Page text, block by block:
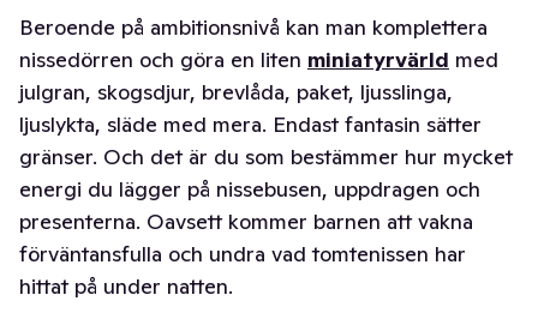
Beroende på ambitionsnivå kan man komplettera
nissedörren och göra en liten miniatyrvärld med
julgran, skogsdjur, brevlåda, paket, ljusslinga,
ljuslykta, släde med mera. Endast fantasin sätter
gränser. Och det är du som bestämmer hur mycket
energi du lägger på nissebusen, uppdragen och
presenterna. Oavsett kommer barnen att vakna
förväntansfulla och undra vad tomtenissen har
hittat på under natten.